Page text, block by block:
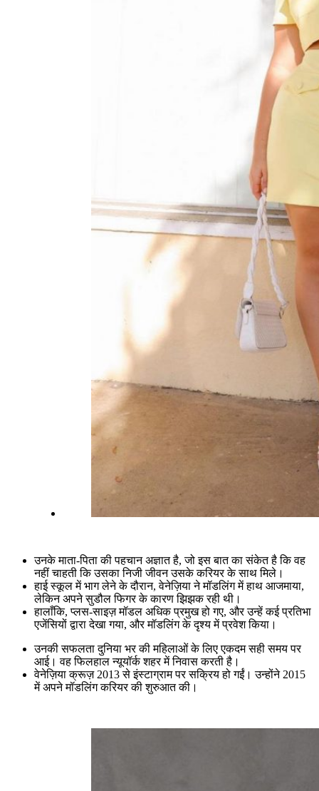
उनके माता-पिता की पहचान अज्ञात है, जो इस बात का संकेत है कि वह
नहीं चाहती कि उसका निजी जीवन उसके करियर के साथ मिले।
हाई स्कूल में भाग लेने के दौरान, वेनेज़िया ने मॉडलिंग में हाथ आजमाया,
लेकिन अपने सुडौल फिगर के कारण झिझक रही थी।
हालाँकि, प्लस-साइज़ मॉडल अधिक प्रमुख हो गए, और उन्हें कई प्रतिभा
एजेंसियों द्वारा देखा गया, और मॉडलिंग के दृश्य में प्रवेश किया।
उनकी सफलता दुनिया भर की महिलाओं के लिए एकदम सही समय पर
आई। वह फिलहाल न्यूयॉर्क शहर में निवास करती है।
वेनेज़िया क्रूज़ 2013 से इंस्टाग्राम पर सक्रिय हो गईं। उन्होंने 2015
में अपने मॉडलिंग करियर की शुरुआत की।